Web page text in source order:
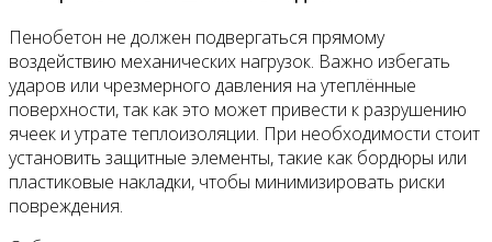
Пенобетон не должен подвергаться прямому
воздействию механических нагрузок. Важно избегать
ударов или чрезмерного давления на утеплённые
поверхности, так как это может привести к разрушению
ячеек и утрате теплоизоляции. При необходимости стоит
установить защитные элементы, такие как бордюры или
пластиковые накладки, чтобы минимизировать риски
повреждения.